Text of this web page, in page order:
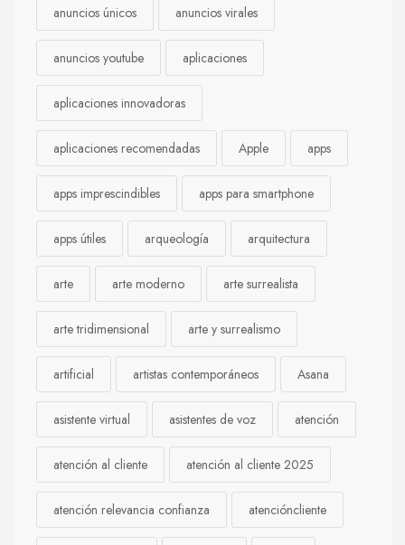
anuncios únicos anuncios virales
anuncios youtube aplicaciones
aplicaciones innovadoras
aplicaciones recomendadas Apple apps
apps imprescindibles apps para smartphone
apps útiles arqueología arquitectura
arte arte moderno arte surrealista
arte tridimensional arte y surrealismo
artificial artistas contemporáneos Asana
asistente virtual asistentes de voz atención
atención al cliente atención al cliente 2025
atención relevancia confianza atencióncliente